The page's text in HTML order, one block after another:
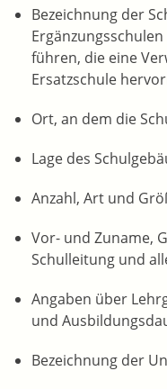
Bezeichnung der
führen, die eine
Ersatzschule
Ort, an dem die
Lage des Sch
Anzahl, Art und
Vor- und Zuname,
Schulleitung und
Angaben über
und
Bezeichnung der